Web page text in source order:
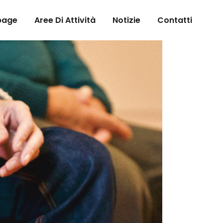
Aree Di Attività Notizie Contatti